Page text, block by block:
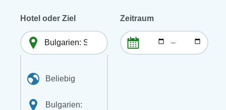
Hotel oder Ziel
Beliebig
Bulgarien:
Zeitraum
–